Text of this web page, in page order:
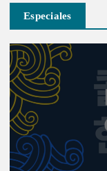
Especiales